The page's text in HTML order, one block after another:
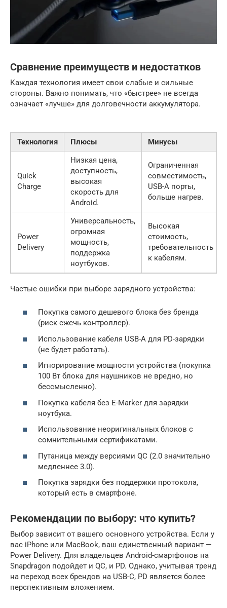
Сравнение преимуществ и недостатков
Каждая технология имеет свои слабые и сильные
стороны. Важно понимать, что «быстрее» не всегда
означает «лучше» для долговечности аккумулятора.
Технология Плюсы Минусы
Quick
Charge
Низкая цена,
доступность,
высокая
скорость для
Android.
Ограниченная
совместимость,
USB-A порты,
больше нагрев.
Power
Delivery
Универсальность,
огромная
мощность,
поддержка
ноутбуков.
Высокая
стоимость,
требовательность
к кабелям.
Частые ошибки при выборе зарядного устройства:
Покупка самого дешевого блока без бренда
(риск сжечь контроллер).
Использование кабеля USB-A для PD-зарядки
(не будет работать).
Игнорирование мощности устройства (покупка
100 Вт блока для наушников не вредно, но
бессмысленно).
Покупка кабеля без E-Marker для зарядки
ноутбука.
Использование неоригинальных блоков с
сомнительными сертификатами.
Путаница между версиями QC (2.0 значительно
медленнее 3.0).
Покупка зарядки без поддержки протокола,
который есть в смартфоне.
Рекомендации по выбору: что купить?
Выбор зависит от вашего основного устройства. Если у
вас iPhone или MacBook, ваш единственный вариант —
Power Delivery. Для владельцев Android-смартфонов на
Snapdragon подойдет и QC, и PD. Однако, учитывая тренд
на переход всех брендов на USB-C, PD является более
перспективным вложением.